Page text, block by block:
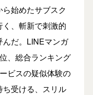
始めたサブスク
、斬新で刺激的
だ。LINEマンガ
、総合ランキング
ビスの疑似体験の
受ける、スリル